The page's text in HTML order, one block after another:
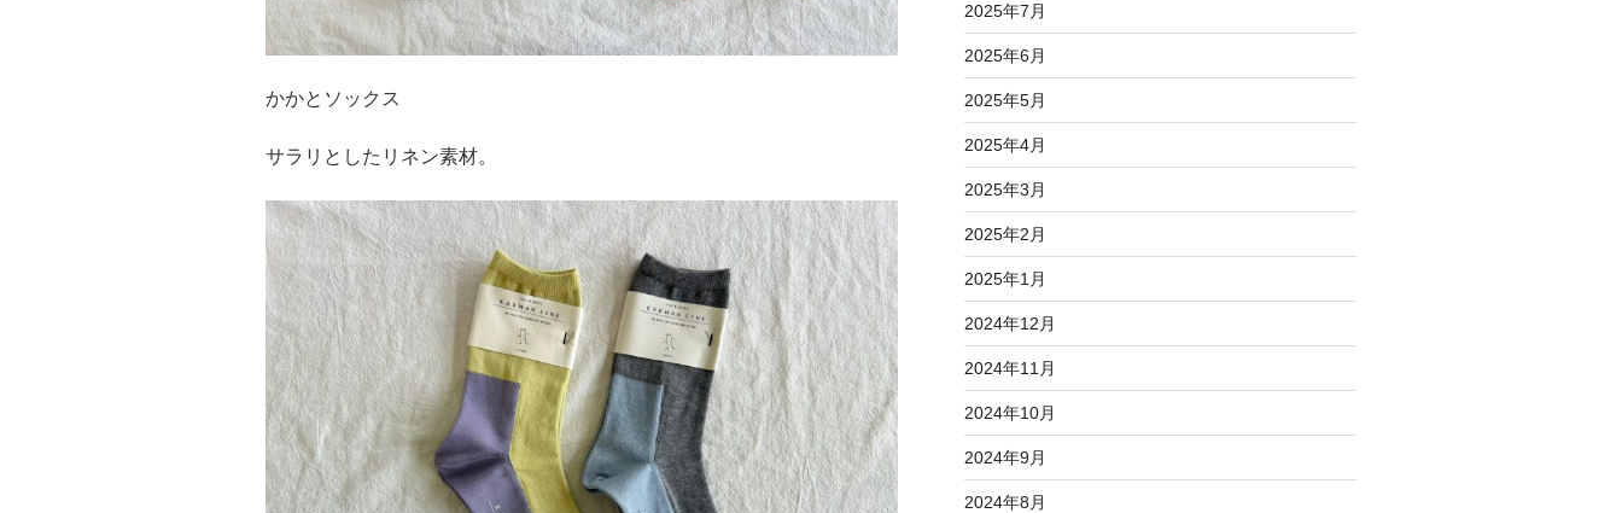
かかとソックス
サラリとしたリネン素材。
2025年7月
2025年6月
2025年5月
2025年4月
2025年3月
2025年2月
2025年1月
2024年12月
2024年11月
2024年10月
2024年9月
2024年8月